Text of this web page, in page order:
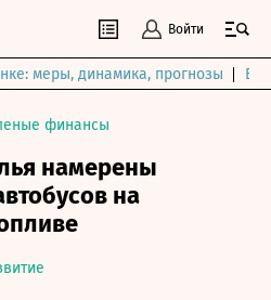
Войти
меры, динамика, прогнозы
финансы
намерены
на